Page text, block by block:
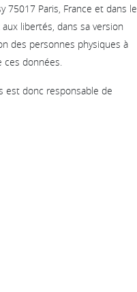
75017 Paris, France et dans le
libertés, dans sa version
des personnes physiques à
données.
est donc responsable de